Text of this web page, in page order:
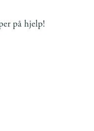
på hjelp!